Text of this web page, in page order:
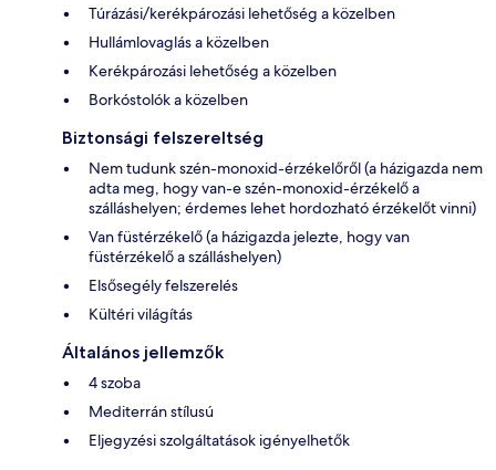
Túrázási/kerékpározási lehetőség a közelben
Hullámlovaglás a közelben
Kerékpározási lehetőség a közelben
Borkóstolók a közelben
Biztonsági felszereltség
Nem tudunk szén-monoxid-érzékelőről (a házigazda nem
adta meg, hogy van-e szén-monoxid-érzékelő a
szálláshelyen; érdemes lehet hordozható érzékelőt vinni)
Van füstérzékelő (a házigazda jelezte, hogy van
füstérzékelő a szálláshelyen)
Elsősegély felszerelés
Kültéri világítás
Általános jellemzők
4 szoba
Mediterrán stílusú
Eljegyzési szolgáltatások igényelhetők